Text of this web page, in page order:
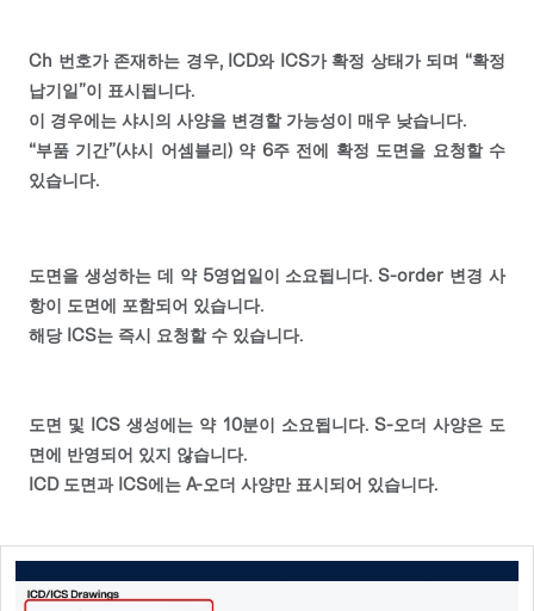
Ch 번호가 존재하는 경우, ICD와 ICS가 확정 상태가 되며 “확정
납기일”이 표시됩니다.
이 경우에는 샤시의 사양을 변경할 가능성이 매우 낮습니다.
“부품 기간”(샤시 어셈블리) 약 6주 전에 확정 도면을 요청할 수
있습니다.
도면을 생성하는 데 약 5영업일이 소요됩니다. S-order 변경 사
항이 도면에 포함되어 있습니다.
해당 ICS는 즉시 요청할 수 있습니다.
도면 및 ICS 생성에는 약 10분이 소요됩니다. S-오더 사양은 도
면에 반영되어 있지 않습니다.
ICD 도면과 ICS에는 A-오더 사양만 표시되어 있습니다.